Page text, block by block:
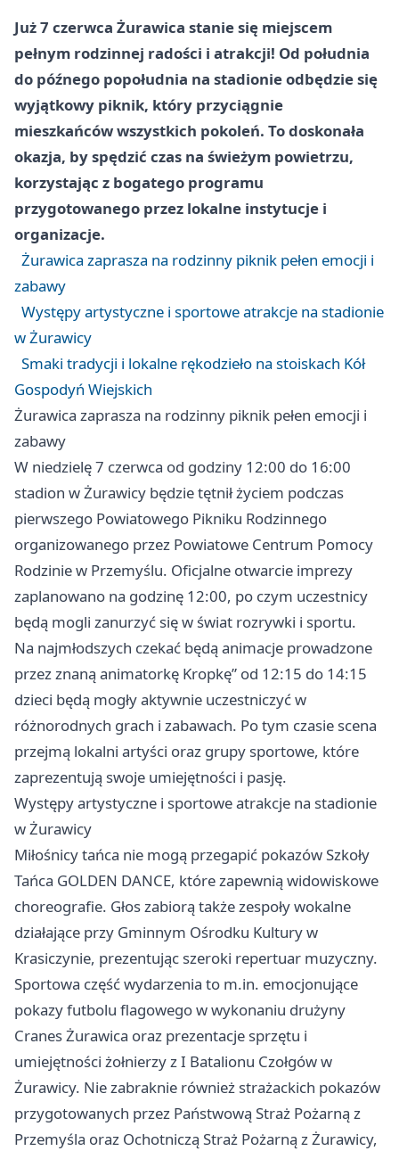
Już 7 czerwca Żurawica stanie się miejscem
pełnym rodzinnej radości i atrakcji! Od południa
do późnego popołudnia na stadionie odbędzie się
wyjątkowy piknik, który przyciągnie
mieszkańców wszystkich pokoleń. To doskonała
okazja, by spędzić czas na świeżym powietrzu,
korzystając z bogatego programu
przygotowanego przez lokalne instytucje i
organizacje.
Żurawica zaprasza na rodzinny piknik pełen emocji i
zabawy
Występy artystyczne i sportowe atrakcje na stadionie
w Żurawicy
Smaki tradycji i lokalne rękodzieło na stoiskach Kół
Gospodyń Wiejskich
Żurawica zaprasza na rodzinny piknik pełen emocji i
zabawy
W niedzielę 7 czerwca od godziny 12:00 do 16:00
stadion w Żurawicy będzie tętnił życiem podczas
pierwszego Powiatowego Pikniku Rodzinnego
organizowanego przez Powiatowe Centrum Pomocy
Rodzinie w Przemyślu. Oficjalne otwarcie imprezy
zaplanowano na godzinę 12:00, po czym uczestnicy
będą mogli zanurzyć się w świat rozrywki i sportu.
Na najmłodszych czekać będą animacje prowadzone
przez znaną animatorkę Kropkę” od 12:15 do 14:15
dzieci będą mogły aktywnie uczestniczyć w
różnorodnych grach i zabawach. Po tym czasie scena
przejmą lokalni artyści oraz grupy sportowe, które
zaprezentują swoje umiejętności i pasję.
Występy artystyczne i sportowe atrakcje na stadionie
w Żurawicy
Miłośnicy tańca nie mogą przegapić pokazów Szkoły
Tańca GOLDEN DANCE, które zapewnią widowiskowe
choreografie. Głos zabiorą także zespoły wokalne
działające przy Gminnym Ośrodku Kultury w
Krasiczynie, prezentując szeroki repertuar muzyczny.
Sportowa część wydarzenia to m.in. emocjonujące
pokazy futbolu flagowego w wykonaniu drużyny
Cranes Żurawica oraz prezentacje sprzętu i
umiejętności żołnierzy z I Batalionu Czołgów w
Żurawicy. Nie zabraknie również strażackich pokazów
przygotowanych przez Państwową Straż Pożarną z
Przemyśla oraz Ochotniczą Straż Pożarną z Żurawicy,